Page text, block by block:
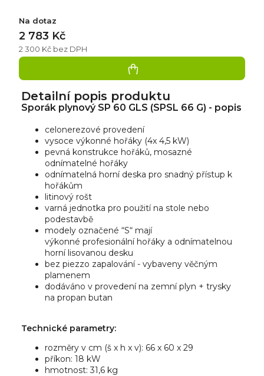
Na dotaz
2 300 Kč bez DPH
2 783 Kč
Detailní popis produktu
Sporák plynový SP 60 GLS (SPSL 66 G) - popis
celonerezové provedení
vysoce výkonné hořáky (4x 4,5 kW)
pevná konstrukce hořáků, mosazné
odnímatelné hořáky
odnímatelná horní deska pro snadný přístup k
hořákům
litinový rošt
varná jednotka pro použití na stole nebo
podestavbě
modely označené “S“ mají
výkonné profesionální hořáky a odnímatelnou
horní lisovanou desku
bez piezzo zapalování - vybaveny věčným
plamenem
dodáváno v provedení na zemní plyn + trysky
na propan butan
Technické parametry:
rozměry v cm (š x h x v): 66 x 60 x 29
příkon: 18 kW
hmotnost: 31,6 kg